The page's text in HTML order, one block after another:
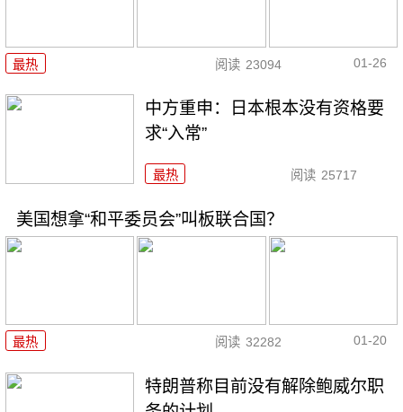
最热 阅读 23094 01-26
中方重申：日本根本没有资格要
求“入常”
最热 阅读 25717
美国想拿“和平委员会”叫板联合国？
最热 阅读 32282 01-20
特朗普称目前没有解除鲍威尔职